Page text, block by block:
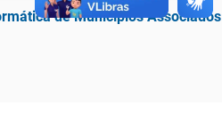
de Municípios Associados